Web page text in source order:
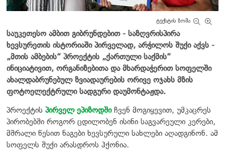
ტექსტის ზომა
საუკეთესო ამბით გიბრუნდებით - საზღვრისპირა
ხევსურეთის ისტორიაში პირველად, არჭილოს შუქი აქვს -
„მთის ამბების“ პროექტის „ქართული საქმის“
ინიციატივით, ორგანიზებითა და მხარდაჭერით სოფელში
ახალდაბრუნებულ ზვიადაურების ორივე ოჯახს მზის
ფოტოელექტრული სადგური დაუმონტაჟდა.
პროექტის პირველ ეპიზოდშიჩვენ მოგიყევით, უმკაცრეს
პირობებში როგორ ცდილობენ ისინი საგვარეული კერები,
მშრალი წესით ნაგები ხევსურული სახლები აღადგინონ. ამ
სოფელს შუქი არასდროს ჰქონია.